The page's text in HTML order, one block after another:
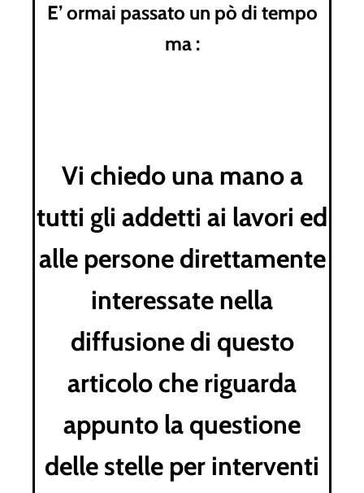
E’ ormai passato un pò di tempo
ma :
Vi chiedo una mano a
tutti gli addetti ai lavori ed
alle persone direttamente
interessate nella
diffusione di questo
articolo che riguarda
appunto la questione
delle stelle per interventi